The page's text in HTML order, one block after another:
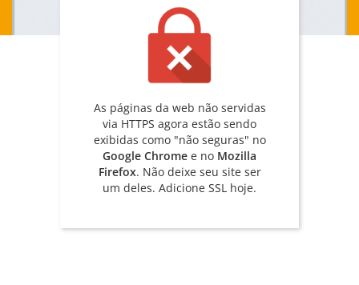
As páginas da web não servidas
via HTTPS agora estão sendo
exibidas como "não seguras" no
Google Chrome e no Mozilla
Firefox. Não deixe seu site ser
um deles. Adicione SSL hoje.